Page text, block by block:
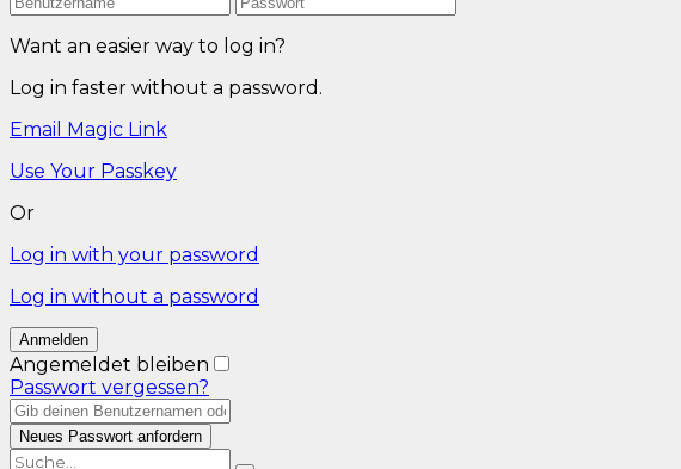
Want an easier way to log in?
Log in faster without a password.
Email Magic Link
Use Your Passkey
Or
Log in with your password
Log in without a password
Angemeldet bleiben
Passwort vergessen?